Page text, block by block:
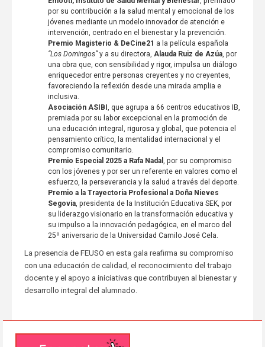
por su contribución a la salud mental y emocional de los
jóvenes mediante un modelo innovador de atención e
intervención, centrado en el bienestar y la prevención.
Premio Magisterio & DeCine21 a la película española
“Los Domingos”y a su directora, Alauda Ruiz de Azúa, por
una obra que, con sensibilidad y rigor, impulsa un diálogo
enriquecedor entre personas creyentes y no creyentes,
favoreciendo la reflexión desde una mirada amplia e
inclusiva.
Asociación ASIBI , que agrupa a 66 centros educativos IB,
premiada por su labor excepcional en la promoción de
una educación integral, rigurosa y global, que potencia el
pensamiento crítico, la mentalidad internacional y el
compromiso comunitario.
Premio Especial 2025 a Rafa Nadal , por su compromiso
con los jóvenes y por ser un referente en valores como el
esfuerzo, la perseverancia y la salud a través del deporte.
Premio a la Trayectoria Profesional a Doña Nieves
Segovia, presidenta de la Institución Educativa SEK, por
su liderazgo visionario en la transformación educativa y
su impulso a la innovación pedagógica, en el marco del
25º aniversario de la Universidad Camilo José Cela.
La presencia de FEUSO en esta gala reafirma su compromiso
con una educación de calidad, el reconocimiento del trabajo
docente y el apoyo a iniciativas que contribuyen al bienestar y
desarrollo integral del alumnado.